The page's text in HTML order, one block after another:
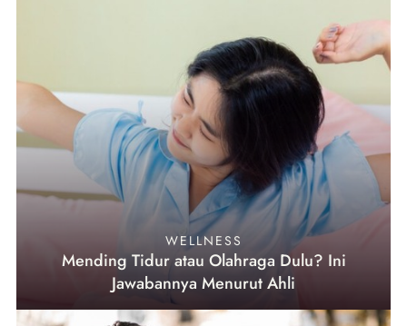
WELLNESS
Mending Tidur atau Olahraga Dulu? Ini
Jawabannya Menurut Ahli